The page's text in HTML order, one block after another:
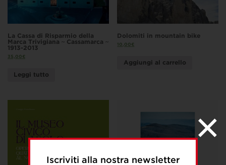
Iscriviti alla nostra newsletter
La Cassa di Risparmio della
Marca Trivigiana ~ Cassamarca ~
1913-2013
35,00€
Leggi tutto
Dolomiti in mountain bike
10,00€
Aggiungi al carrello